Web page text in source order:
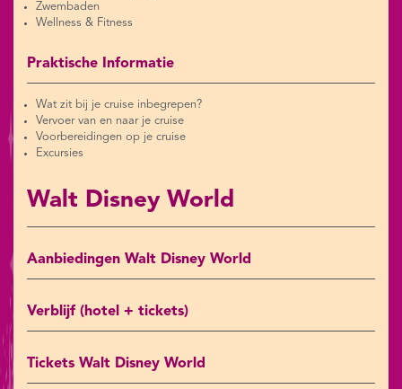
Zwembaden
Wellness & Fitness
Praktische Informatie
Wat zit bij je cruise inbegrepen?
Vervoer van en naar je cruise
Voorbereidingen op je cruise
Excursies
Walt Disney World
Aanbiedingen Walt Disney World
Verblijf (hotel + tickets)
Tickets Walt Disney World